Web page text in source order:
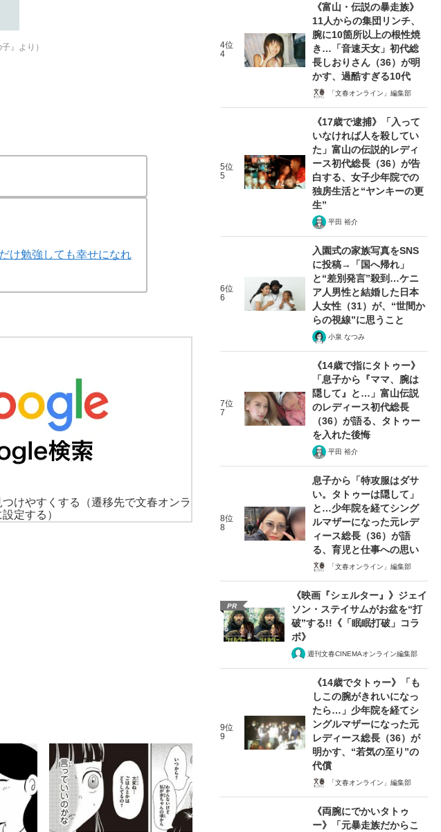
《BTS厳戒トーキョー滞在記》RM→渋谷で飲み会、JIN→伊豆の...
』より）
け勉強しても幸せになれ
けやすくする
（遷移先で文春オンラ
定する）
4位
4
《富山・伝説の暴走族》
11人からの集団リンチ、
腕に10箇所以上の根性焼
き…「音速天女」初代総
長しおりさん（36）が明
かす、過酷すぎる10代
「文春オンライン」編集部
5位
5
《17歳で逮捕》「入って
いなければ人を殺してい
た」富山の伝説的レディ
ース初代総長（36）が告
白する、女子少年院での
独房生活と“ヤンキーの更
生”
平田 裕介
6位
6
入園式の家族写真をSNS
に投稿→「国へ帰れ」
と“差別発言”殺到…ケニ
ア人男性と結婚した日本
人女性（31）が、“世間か
らの視線”に思うこと
小泉 なつみ
7位
7
《14歳で指にタトゥー》
「息子から『ママ、腕は
隠して』と…」富山伝説
のレディース初代総長
（36）が語る、タトゥー
を入れた後悔
平田 裕介
8位
8
息子から「特攻服はダサ
い。タトゥーは隠して」
と…少年院を経てシング
ルマザーになった元レデ
ィース総長（36）が語
る、育児と仕事への思い
「文春オンライン」編集部
PR
《映画『シェルター』》ジェイ
ソン・ステイサムがお盆を“打
破”する!!《「眠眠打破」コラ
ボ》
週刊文春CINEMAオンライン編集部
9位
9
《14歳でタトゥー》「も
しこの腕がきれいになっ
たら…」少年院を経てシ
ングルマザーになった元
レディース総長（36）が
明かす、“若気の至り”の
代償
「文春オンライン」編集部
《両腕にでかいタトゥ
ー》「元暴走族だからこ